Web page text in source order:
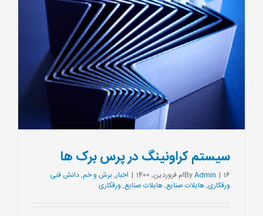
سیستم کراونینگ در پرس برک ها
ByAdmin | 16ام فروردین, 1400 | اخبار,برش و خم,دانش فنی
ورقکاری,هایلات صنایع,هایلات صنایع, ورقکاری